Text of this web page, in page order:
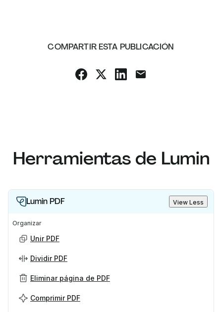
COMPARTIR ESTA PUBLICACIÓN
Herramientas de Lumin
Lumin PDF View Less
Organizar
Unir PDF
Dividir PDF
Eliminar página de PDF
Comprimir PDF